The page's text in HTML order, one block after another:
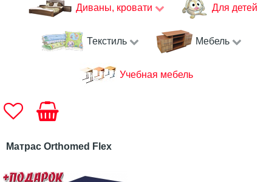
Диваны, кровати Для детей
Текстиль Мебель
Учебная мебель
Матрас Orthomed Flex